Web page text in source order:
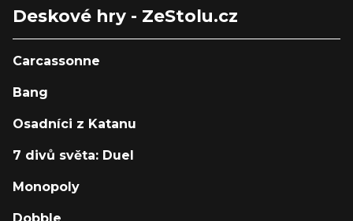
Deskové hry - ZeStolu.cz
Carcassonne
Bang
Osadníci z Katanu
7 divů světa: Duel
Monopoly